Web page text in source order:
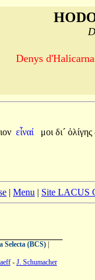
Denys
εἶναί μοι δι´ ὀλίγης
| Menu | Site LACUS
Selecta (BCS)|
- J. Schumacher